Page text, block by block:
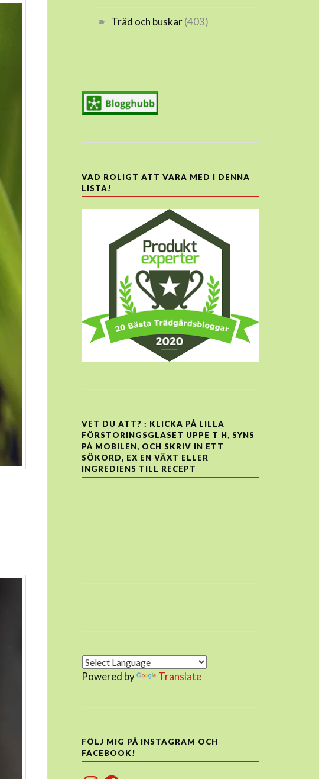
Träd och buskar(403)
VAD ROLIGT ATT VARA MED I DENNA
LISTA!
VET DU ATT? : KLICKA PÅ LILLA
FÖRSTORINGSGLASET UPPE T H, SYNS
PÅ MOBILEN, OCH SKRIV IN ETT
SÖKORD, EX EN VÄXT ELLER
INGREDIENS TILL RECEPT
Powered by Translate
FÖLJ MIG PÅ INSTAGRAM OCH
FACEBOOK!